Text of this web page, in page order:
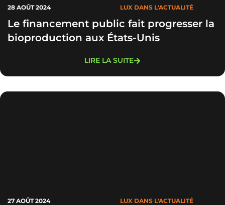
28 AOÛT 2024 LUX DANS L'ACTUALITÉ
Le financement public fait progresser la
bioproduction aux États-Unis
LIRE LA SUITE
27 AOÛT 2024 LUX DANS L'ACTUALITÉ